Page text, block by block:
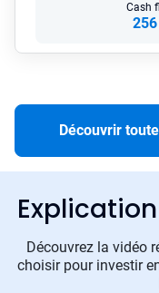
Cash
Découvrir
Découvrez la vidéo
choisir pour investir